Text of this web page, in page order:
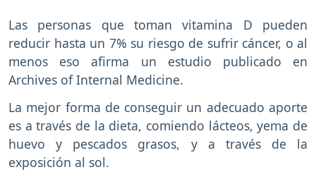
Las personas que toman vitamina D pueden
reducir hasta un 7% su riesgo de sufrir cáncer, o al
menos eso afirma un estudio publicado en
Archives of Internal Medicine.
La mejor forma de conseguir un adecuado aporte
es a través de la dieta, comiendo lácteos, yema de
huevo y pescados grasos, y a través de la
exposición al sol.